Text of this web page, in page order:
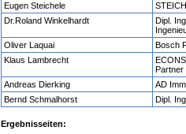
Eugen Steichele
Dr.Roland Winkelhardt
Dipl.
Oliver Laquai
Bosch
Klaus Lambrecht
Partner
Andreas Dierking
AD
Bernd Schmalhorst
Dipl.
Ergebnisseiten: